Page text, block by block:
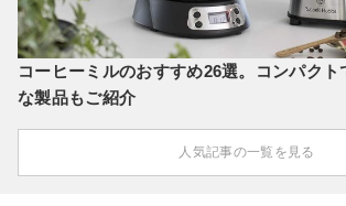
コーヒーミルのおすすめ26選。コンパクト
な製品もご紹介
人気記事の一覧を見る